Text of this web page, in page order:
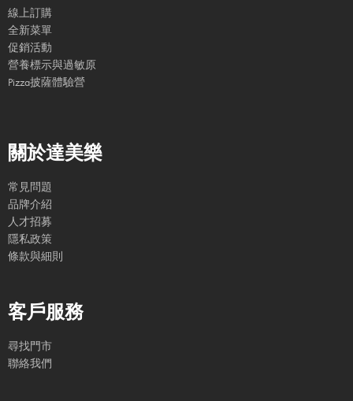
線上訂購
全新菜單
促銷活動
營養標示與過敏原
Pizza披薩體驗營
關於達美樂
常見問題
品牌介紹
人才招募
隱私政策
條款與細則
客戶服務
尋找門市
聯絡我們